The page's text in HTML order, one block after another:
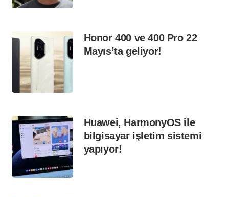
Honor 400 ve 400 Pro 22
Mayıs’ta geliyor!
Huawei, HarmonyOS ile
bilgisayar işletim sistemi
yapıyor!